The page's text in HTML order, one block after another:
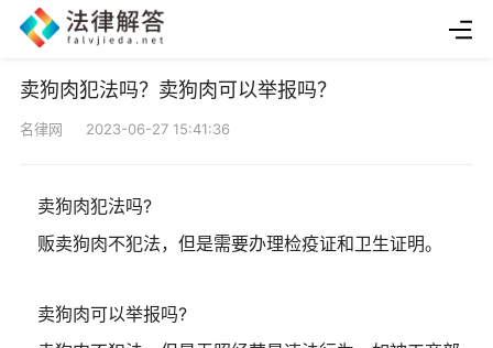
卖狗肉犯法吗？卖狗肉可以举报吗？
名律网 2023-06-27 15:41:36
卖狗肉犯法吗?
贩卖狗肉不犯法，但是需要办理检疫证和卫生证明。
卖狗肉可以举报吗?